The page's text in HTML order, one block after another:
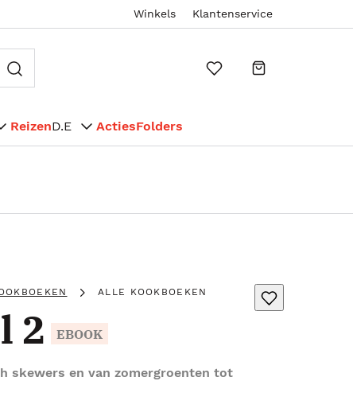
Winkels Klantenservice
ReizenD.E ActiesFolders
ALLE KOOKBOEKEN
2 EBOOK
skewers en van zomergroenten tot